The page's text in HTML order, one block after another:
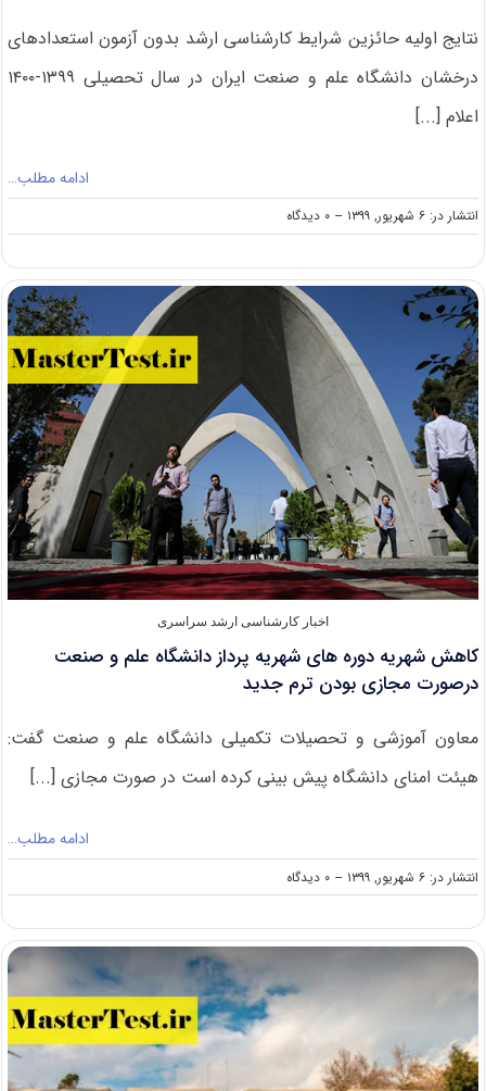
نتایج اولیه حائزین شرایط کارشناسی ارشد بدون آزمون استعدادهای
درخشان دانشگاه علم و صنعت ایران در سال تحصیلی ۱۳۹۹-۱۴۰۰
اعلام [...]
ادامه مطلب…
انتشار در: ۶ شهریور, ۱۳۹۹ -- ۰ دیدگاه
on
اعلام
ارشد
بدون
آزمون
۹۹
دانشگاه
صنعت
اخبار کارشناسی ارشد سراسری
کاهش شهریه دوره های شهریه پرداز دانشگاه علم و صنعت
درصورت مجازی بودن ترم جدید
معاون آموزشی و تحصیلات تکمیلی دانشگاه علم و صنعت گفت:
هیئت امنای دانشگاه پیش بینی کرده است در صورت مجازی [...]
ادامه مطلب…
انتشار در: ۶ شهریور, ۱۳۹۹ -- ۰ دیدگاه
on
کاهش
دوره
شهریه
پرداز
دانشگاه
علم